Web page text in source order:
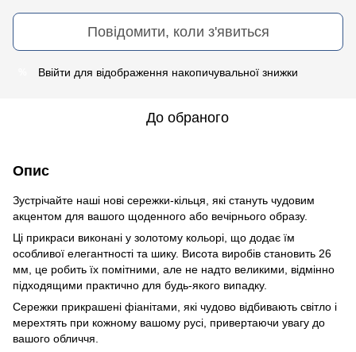
Повідомити, коли з'явиться
Ввійти для відображення накопичувальної знижки
До обраного
Опис
Зустрічайте наші нові сережки-кільця, які стануть чудовим
акцентом для вашого щоденного або вечірнього образу.
Ці прикраси виконані у золотому кольорі, що додає їм
особливої елегантності та шику. Висота виробів становить 26
мм, це робить їх помітними, але не надто великими, відмінно
підходящими практично для будь-якого випадку.
Сережки прикрашені фіанітами, які чудово відбивають світло і
мерехтять при кожному вашому русі, привертаючи увагу до
вашого обличчя.